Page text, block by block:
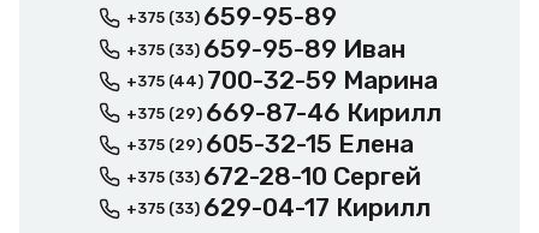
+375 (33) 659-95-89
+375 (33) 659-95-89 Иван
+375 (44) 700-32-59 Марина
+375 (29) 669-87-46 Кирилл
+375 (29) 605-32-15 Елена
+375 (33) 672-28-10 Сергей
+375 (33) 629-04-17 Кирилл